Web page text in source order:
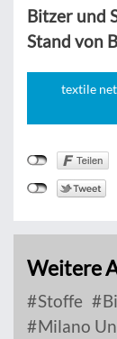
Bitzer und
Stand von
textile
Weitere
Stoffe
Milano